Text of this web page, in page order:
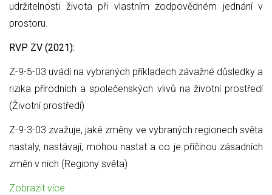
udržitelnosti života při vlastním zodpovědném jednání v
prostoru.
RVP ZV (2021):
Z-9-5-03 uvádí na vybraných příkladech závažné důsledky a
rizika přírodních a společenských vlivů na životní prostředí
(Životní prostředí)
Z-9-3-03 zvažuje, jaké změny ve vybraných regionech světa
nastaly, nastávají, mohou nastat a co je příčinou zásadních
změn v nich (Regiony světa)
Zobrazit více